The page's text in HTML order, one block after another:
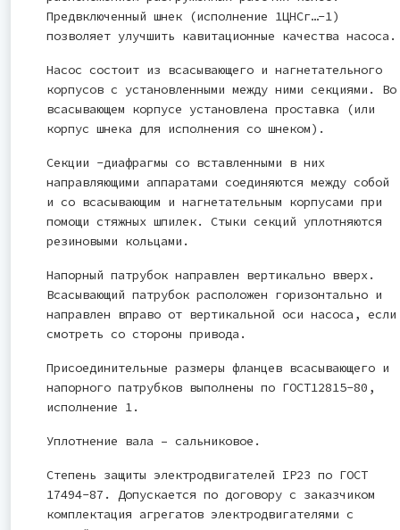
Предвключенный шнек (исполнение 1ЦНСг…-1)
позволяет улучшить кавитационные качества насоса.
Насос состоит из всасывающего и нагнетательного
корпусов с установленными между ними секциями. Во
всасывающем корпусе установлена проставка (или
корпус шнека для исполнения со шнеком).
Секции -диафрагмы со вставленными в них
направляющими аппаратами соединяются между собой
и со всасывающим и нагнетательным корпусами при
помощи стяжных шпилек. Стыки секций уплотняются
резиновыми кольцами.
Напорный патрубок направлен вертикально вверх.
Всасывающий патрубок расположен горизонтально и
направлен вправо от вертикальной оси насоса, если
смотреть со стороны привода.
Присоединительные размеры фланцев всасывающего и
напорного патрубков выполнены по ГОСТ12815-80,
исполнение 1.
Уплотнение вала – сальниковое.
Степень защиты электродвигателей IP23 по ГОСТ
17494-87. Допускается по договору с заказчиком
комплектация агрегатов электродвигателями с